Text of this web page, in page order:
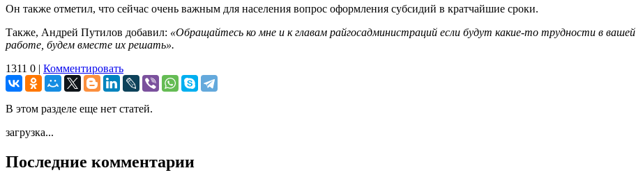
Он также отметил, что сейчас очень важным для населения вопрос оформления субсидий в кратчайшие сроки.
Также, Андрей Путилов добавил: «Обращайтесь ко мне и к главам райгосадминистраций если будут какие-то трудности в вашей
работе, будем вместе их решать».
1311 0 | Комментировать
В этом разделе еще нет статей.
загрузка...
Последние комментарии